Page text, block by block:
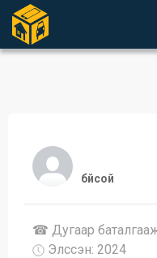
бйсой
☎ Дугаар
Элссэн: 2024